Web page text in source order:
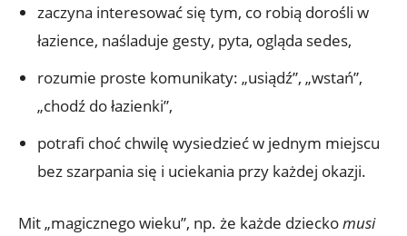
zaczyna interesować się tym, co robią dorośli w
łazience, naśladuje gesty, pyta, ogląda sedes,
rozumie proste komunikaty: „usiądź”, „wstań”,
„chodź do łazienki”,
potrafi choć chwilę wysiedzieć w jednym miejscu
bez szarpania się i uciekania przy każdej okazji.
Mit „magicznego wieku”, np. że każde dzieckomusi